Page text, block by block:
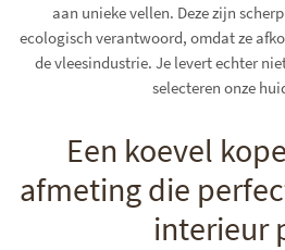
aan unieke vellen. Deze zijn
ecologisch verantwoord, omdat ze
de vleesindustrie. Je levert echter
selecteren onze
Een koevel
afmeting die
interieur